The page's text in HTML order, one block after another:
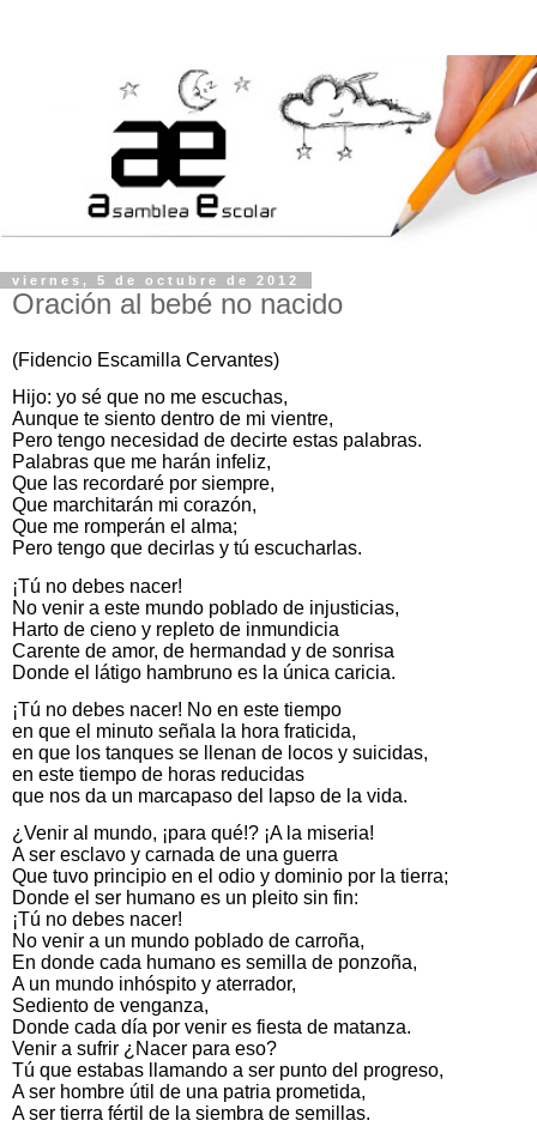
viernes, 5 de octubre de 2012
Oración al bebé no nacido
(Fidencio Escamilla Cervantes)
Hijo: yo sé que no me escuchas,
Aunque te siento dentro de mi vientre,
Pero tengo necesidad de decirte estas palabras.
Palabras que me harán infeliz,
Que las recordaré por siempre,
Que marchitarán mi corazón,
Que me romperán el alma;
Pero tengo que decirlas y tú escucharlas.
¡Tú no debes nacer!
No venir a este mundo poblado de injusticias,
Harto de cieno y repleto de inmundicia
Carente de amor, de hermandad y de sonrisa
Donde el látigo hambruno es la única caricia.
¡Tú no debes nacer! No en este tiempo
en que el minuto señala la hora fraticida,
en que los tanques se llenan de locos y suicidas,
en este tiempo de horas reducidas
que nos da un marcapaso del lapso de la vida.
¿Venir al mundo, ¡para qué!? ¡A la miseria!
A ser esclavo y carnada de una guerra
Que tuvo principio en el odio y dominio por la tierra;
Donde el ser humano es un pleito sin fin:
¡Tú no debes nacer!
No venir a un mundo poblado de carroña,
En donde cada humano es semilla de ponzoña,
A un mundo inhóspito y aterrador,
Sediento de venganza,
Donde cada día por venir es fiesta de matanza.
Venir a sufrir ¿Nacer para eso?
Tú que estabas llamando a ser punto del progreso,
A ser hombre útil de una patria prometida,
A ser tierra fértil de la siembra de semillas.